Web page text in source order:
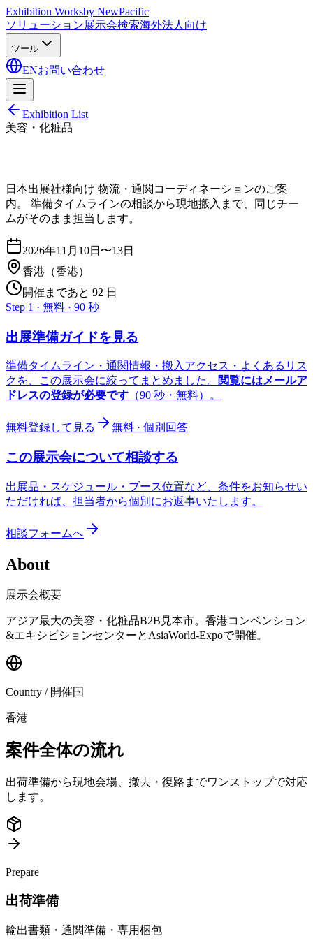
Exhibition Worksby NewPacific
ソリューション展示会検索海外法人向け
ツール
ENお問い合わせ
Exhibition List
美容・化粧品
日本出展社様向け 物流・通関コーディネーションのご案
内。 準備タイムラインの相談から現地搬入まで、同じチー
ムがそのまま担当します。
2026年11月10日〜13日
香港 （香港）
開催まであと 92 日
Step 1 · 無料 · 90 秒
出展準備ガイドを見る
準備タイムライン・通関情報・搬入アクセス・よくあるリス
クを、この展示会に絞ってまとめました。
閲覧にはメールア
ドレスの登録が必要です （90 秒・無料）。
無料登録して見る 無料 · 個別回答
この展示会について相談する
出展品・スケジュール・ブース位置など、条件をお知らせい
ただければ、担当者から個別にお返事いたします。
相談フォームへ
About
展示会概要
アジア最大の美容・化粧品B2B見本市。香港コンベンション
&エキシビションセンターとAsiaWorld-Expoで開催。
Country / 開催国
香港
案件全体の流れ
出荷準備から現地会場、撤去・復路までワンストップで対応
します。
Prepare
出荷準備
輸出書類・通関準備・専用梱包